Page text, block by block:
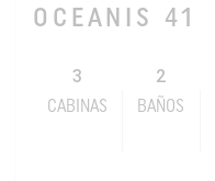
OCEANIS 41
3
CABINAS
2
BAÑOS